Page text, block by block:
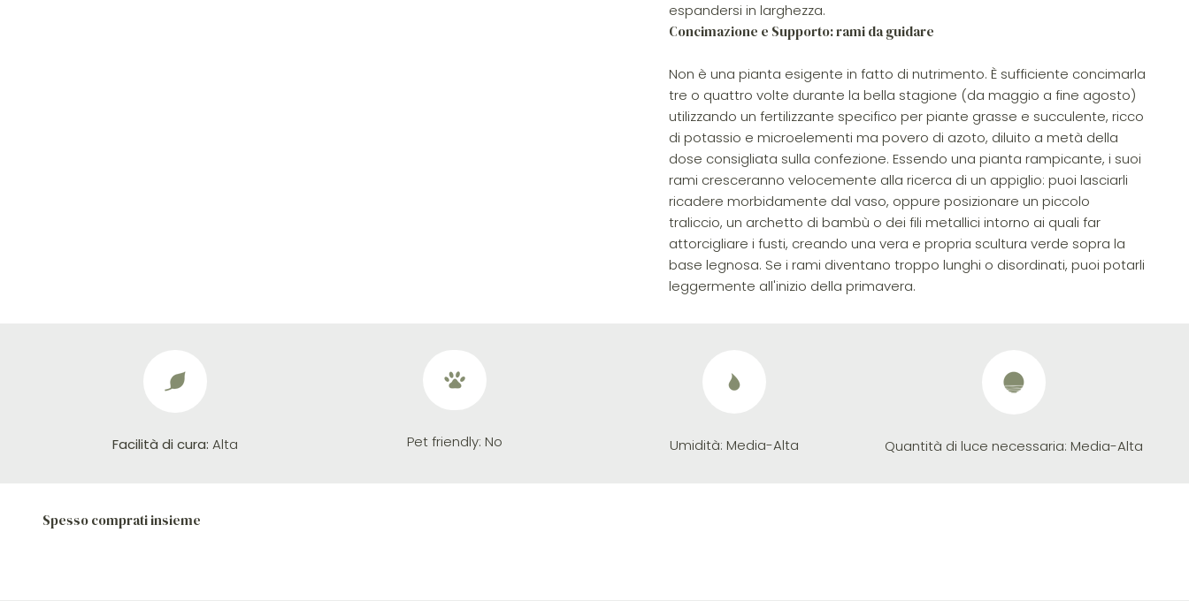
espandersi in larghezza.
Concimazione e Supporto: rami da guidare
Non è una pianta esigente in fatto di nutrimento. È sufficiente concimarla
tre o quattro volte durante la bella stagione (da maggio a fine agosto)
utilizzando un fertilizzante specifico per piante grasse e succulente, ricco
di potassio e microelementi ma povero di azoto, diluito a metà della
dose consigliata sulla confezione. Essendo una pianta rampicante, i suoi
rami cresceranno velocemente alla ricerca di un appiglio: puoi lasciarli
ricadere morbidamente dal vaso, oppure posizionare un piccolo
traliccio, un archetto di bambù o dei fili metallici intorno ai quali far
attorcigliare i fusti, creando una vera e propria scultura verde sopra la
base legnosa. Se i rami diventano troppo lunghi o disordinati, puoi potarli
leggermente all'inizio della primavera.
Facilità di cura: Alta Pet friendly: No Umidità: Media-Alta Quantità di luce necessaria: Media-Alta